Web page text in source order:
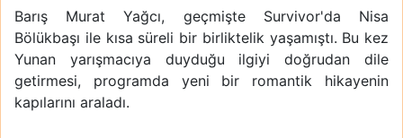
Barış Murat Yağcı, geçmişte Survivor'da Nisa
Bölükbaşı ile kısa süreli bir birliktelik yaşamıştı. Bu kez
Yunan yarışmacıya duyduğu ilgiyi doğrudan dile
getirmesi, programda yeni bir romantik hikayenin
kapılarını araladı.